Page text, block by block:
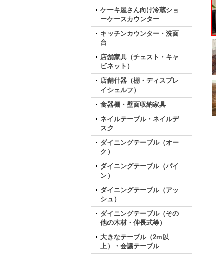
ケーキ屋さん向け冷蔵ショ
ーケースカウンター
キッチンカウンター・洗面
台
店舗家具（チェスト・キャ
ビネット）
店舗什器（棚・ディスプレ
イシェルフ）
食器棚・壁面収納家具
ネイルテーブル・ネイルデ
スク
ダイニングテーブル（オー
ク）
ダイニングテーブル（パイ
ン）
ダイニングテーブル（アッ
シュ）
ダイニングテーブル（その
他の木材・伸長式等）
大きなテーブル（2m以
上）・会議テーブル